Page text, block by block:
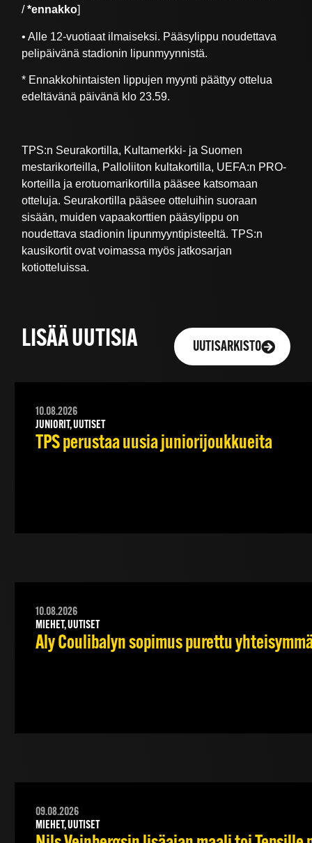
/*ennakko]
• Alle 12-vuotiaat ilmaiseksi. Pääsylippu noudettava
pelipäivänä stadionin lipunmyynnistä.
* Ennakkohintaisten lippujen myynti päättyy ottelua
edeltävänä päivänä klo 23.59.
TPS:n Seurakortilla, Kultamerkki- ja Suomen
mestarikorteilla, Palloliiton kultakortilla, UEFA:n PRO-
korteilla ja erotuomarikortilla pääsee katsomaan
otteluja. Seurakortilla pääsee otteluihin suoraan
sisään, muiden vapaakorttien pääsylippu on
noudettava stadionin lipunmyyntipisteeltä. TPS:n
kausikortit ovat voimassa myös jatkosarjan
kotiotteluissa.
LISÄÄ UUTISIA UUTISARKISTO
10.08.2026
JUNIORIT, UUTISET
TPS perustaa uusia juniorijoukkueita
10.08.2026
MIEHET, UUTISET
Aly Coulibalyn sopimus purettu
09.08.2026
MIEHET, UUTISET